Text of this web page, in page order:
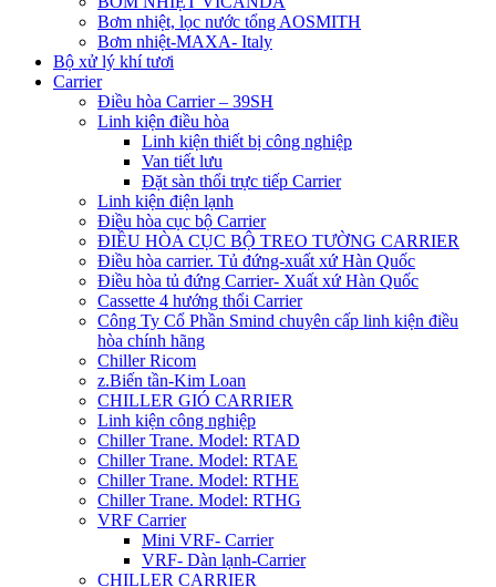
Bơm nhiệt, lọc nước tổng AOSMITH
Bơm nhiệt-MAXA- Italy
Bộ xử lý khí tươi
Carrier
Điều hòa Carrier – 39SH
Linh kiện điều hòa
Linh kiện thiết bị công nghiệp
Van tiết lưu
Đặt sàn thổi trực tiếp Carrier
Linh kiện điện lạnh
Điều hòa cục bộ Carrier
ĐIỀU HÒA CỤC BỘ TREO TƯỜNG CARRIER
Điều hòa carrier. Tủ đứng-xuất xứ Hàn Quốc
Điều hòa tủ đứng Carrier- Xuất xứ Hàn Quốc
Cassette 4 hướng thổi Carrier
Công Ty Cổ Phần Smind chuyên cấp linh kiện điều
hòa chính hãng
Chiller Ricom
z.Biến tần-Kim Loan
CHILLER GIÓ CARRIER
Linh kiện công nghiệp
Chiller Trane. Model: RTAD
Chiller Trane. Model: RTAE
Chiller Trane. Model: RTHE
Chiller Trane. Model: RTHG
VRF Carrier
Mini VRF- Carrier
VRF- Dàn lạnh-Carrier
CHILLER CARRIER